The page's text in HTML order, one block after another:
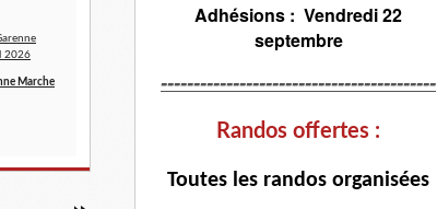
Marche
Adhésions : Vendredi 22
septembre
------------------------------------------
Randos offertes :
Toutes les randos organisées